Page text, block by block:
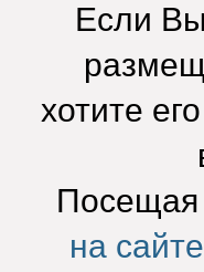
Если
хотите
Посещая
на